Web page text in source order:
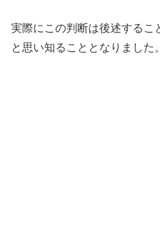
実際にこの判断は後述するこ
と思い知ることとなりました。